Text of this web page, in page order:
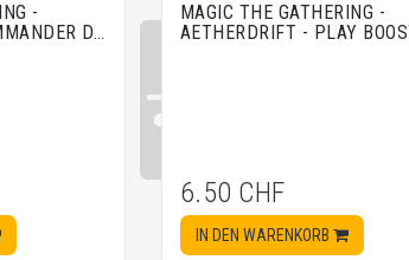
-
D…
MAGIC THE GATHERING -
AETHERDRIFT - PLAY
6.50 CHF
IN DEN WARENKORB